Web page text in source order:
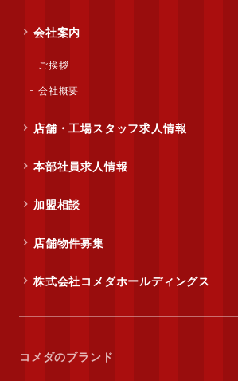
会社案内
ご挨拶
会社概要
店舗・工場スタッフ求人情報
本部社員求人情報
加盟相談
店舗物件募集
株式会社コメダホールディングス
コメダのブランド